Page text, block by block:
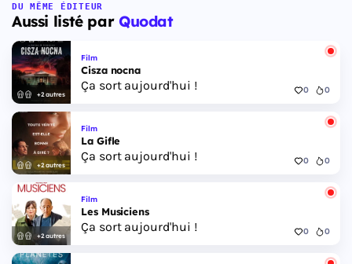
DU MÊME ÉDITEUR
Aussi listé par Quodat
+2 autres
Film
Cisza nocna
Ça sort aujourd'hui ! 0 0
+2 autres
Film
La Gifle
Ça sort aujourd'hui ! 0 0
+2 autres
Film
Les Musiciens
Ça sort aujourd'hui ! 0 0